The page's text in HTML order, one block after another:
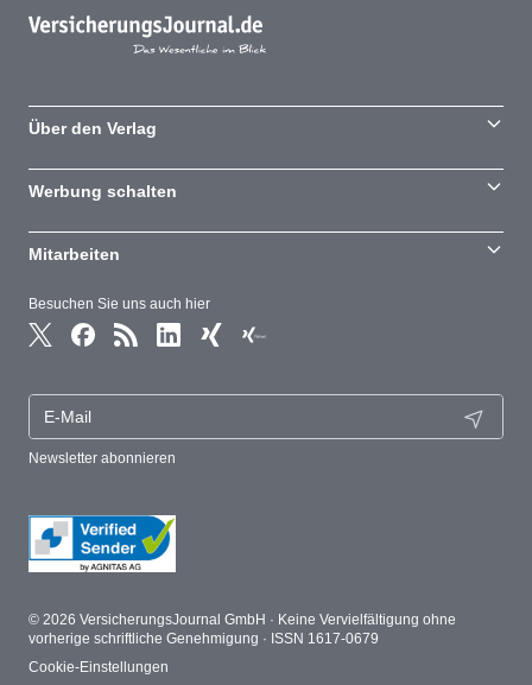
Besuchen Sie uns auch hier
Newsletter abonnieren
Über den Verlag
Werbung schalten
Mitarbeiten
© 2026 VersicherungsJournal GmbH · Keine Vervielfältigung ohne
vorherige schriftliche Genehmigung · ISSN 1617-0679
Cookie-Einstellungen